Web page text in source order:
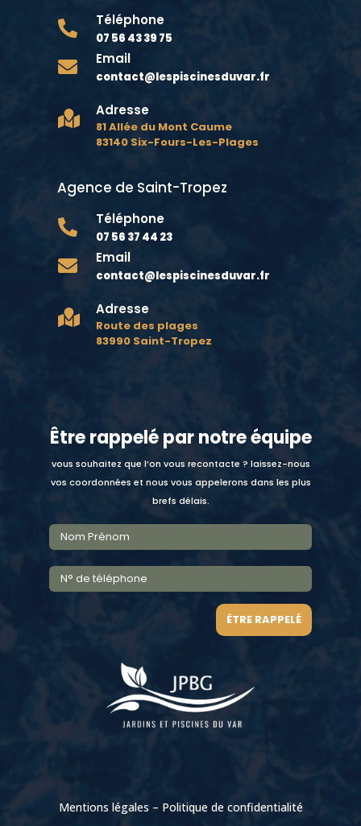
 Téléphone
07 56 43 39 75
 Email
contact@lespiscinesduvar.fr
 Adresse
81 Allée du Mont Caume
83140 Six-Fours-Les-Plages
Agence de Saint-Tropez
 Téléphone
07 56 37 44 23
 Email
contact@lespiscinesduvar.fr
 Adresse
Route des plages
83990 Saint-Tropez
Être rappelé par notre équipe
vous souhaitez que l’on vous recontacte ? laissez-nous
vos coordonnées et nous vous appelerons dans les plus
brefs délais.
ÊTRE RAPPELÉ
Mentions légales – Politique de confidentialité